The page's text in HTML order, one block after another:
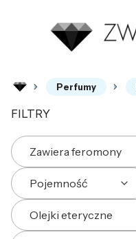
Perfumy
FILTRY
Zawiera feromony
Pojemność
Olejki eteryczne